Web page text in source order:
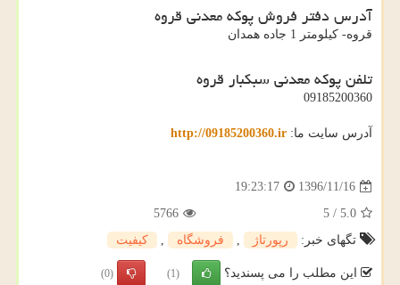
آدرس دفتر فروش پوکه معدنی قروه
قروه- کيلومتر 1 جاده همدان
تلفن پوکه معدنی سبکبار قروه
09185200360
آدرس سایت ما: http://09185200360.ir
1396/11/16
19:23:17
5.0
/
5
5766
تگهای خبر:
رپورتاژ , فروشگاه , كیفیت
این مطلب را می پسندید؟ (1)
(0)